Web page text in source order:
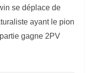
se déplace de
ayant le pion
gagne 2PV